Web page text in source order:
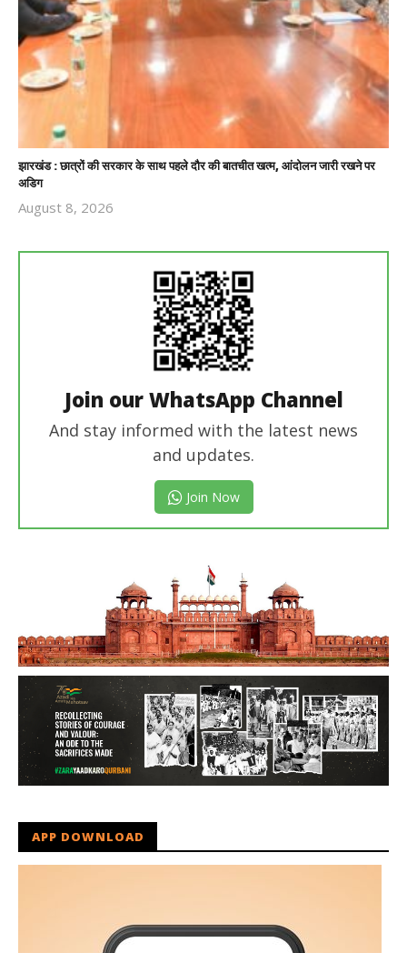
झारखंड : छात्रों की सरकार के साथ पहले दौर की बातचीत खत्म, आंदोलन जारी रखने पर
अडिग
August 8, 2026
Join our WhatsApp Channel
And stay informed with the latest news
and updates.
Join Now
APP DOWNLOAD